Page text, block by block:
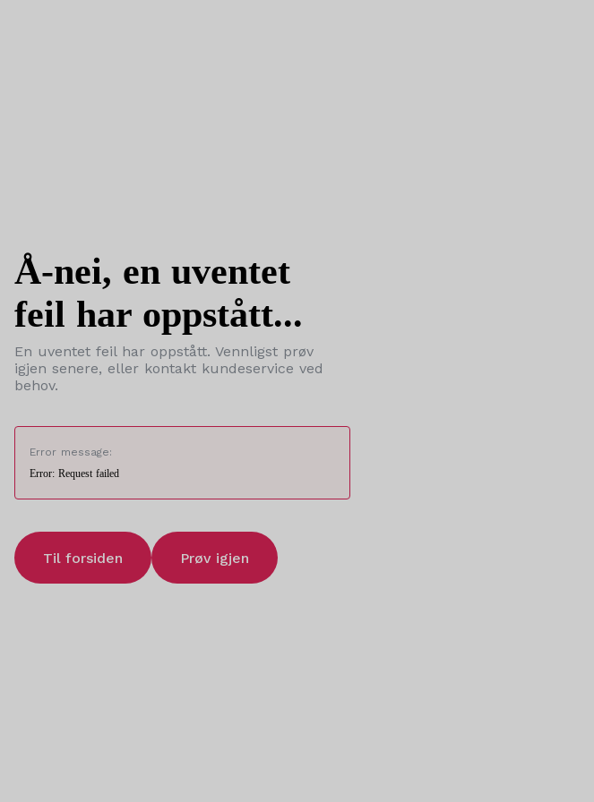
Å-nei, en uventet
feil har oppstått...
En uventet feil har oppstått. Vennligst prøv
igjen senere, eller kontakt kundeservice ved
behov.
Error message:
Error: Request failed
Til forsiden Prøv igjen